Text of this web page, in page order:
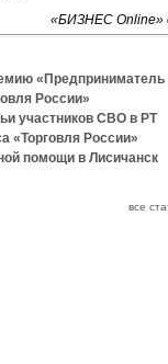
«БИЗНЕС Online»
«Предприниматель
России»
участников СВО в РТ
«Торговля России»
помощи в Лисичанск
все